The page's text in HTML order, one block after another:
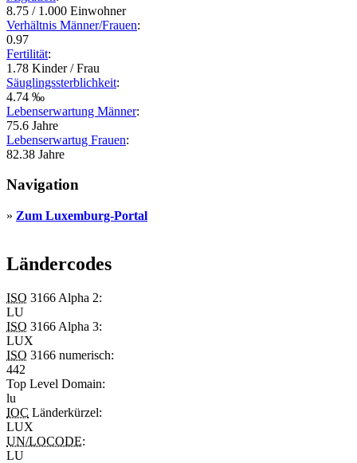
8.75 / 1.000 Einwohner
Verhältnis Männer/Frauen:
0.97
Fertilität:
1.78 Kinder / Frau
Säuglingssterblichkeit:
4.74 ‰
Lebenserwartung Männer:
75.6 Jahre
Lebenserwartug Frauen:
82.38 Jahre
Navigation
» Zum Luxemburg-Portal
Ländercodes
ISO 3166 Alpha 2:
LU
ISO 3166 Alpha 3:
LUX
ISO 3166 numerisch:
442
Top Level Domain:
lu
IOC Länderkürzel:
LUX
UN/LOCODE:
LU